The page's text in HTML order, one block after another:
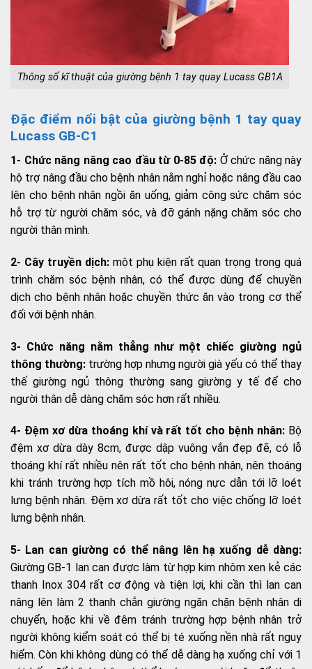
Thông số kĩ thuật của giường bệnh 1 tay quay Lucass GB1A
Đặc điểm nổi bật của giường bệnh 1 tay quay
Lucass GB-C1
1- Chức năng nâng cao đầu từ 0-85 độ: Ở chức năng này
hộ trợ nâng đầu cho bệnh nhân nằm nghỉ hoặc nâng đầu cao
lên cho bệnh nhân ngồi ăn uống, giảm công sức chăm sóc
hỗ trợ từ người chăm sóc, và đỡ gánh nặng chăm sóc cho
người thân mình.
2- Cây truyền dịch: một phụ kiện rất quan trọng trong quá
trình chăm sóc bệnh nhân, có thể được dùng để chuyền
dịch cho bệnh nhân hoặc chuyền thức ăn vào trong cơ thể
đối với bệnh nhân.
3- Chức năng nằm thẳng như một chiếc giường ngủ
thông thường: trường hợp nhưng người già yếu có thể thay
thế giường ngủ thông thường sang giường y tế để cho
người thân dễ dàng chăm sóc hơn rất nhiều.
4- Đệm xơ dừa thoáng khí và rất tốt cho bệnh nhân: Bộ
đệm xơ dừa dày 8cm, được dập vuông vắn đẹp đẽ, có lỗ
thoáng khí rất nhiều nên rất tốt cho bệnh nhân, nên thoáng
khi tránh trường hợp tích mồ hôi, nóng nực dẫn tới lỡ loét
lưng bệnh nhân. Đệm xơ dừa rất tốt cho việc chống lỡ loét
lưng bệnh nhân.
5- Lan can giường có thể nâng lên hạ xuống dễ dàng:
Giường GB-1 lan can được làm từ hợp kim nhôm xen kẻ các
thanh Inox 304 rất cơ động và tiện lợi, khi cần thì lan can
nâng lên làm 2 thanh chắn giường ngăn chặn bệnh nhân di
chuyển, hoặc khi về đêm tránh trường hợp bệnh nhân trở
người không kiểm soát có thể bị té xuống nền nhà rất nguy
hiểm. Còn khi không dùng có thể dễ dàng hạ xuống chỉ với 1